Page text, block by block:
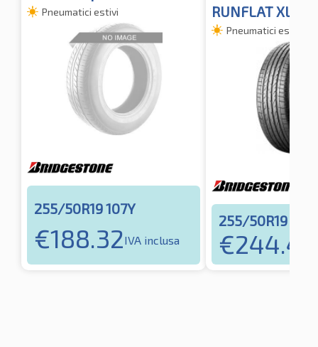
Pneumatici estivi
255/50R19 107Y
€188.32 IVA inclusa
RUNFLAT XL
Pneumatici estivi
255/50R19
€244.46